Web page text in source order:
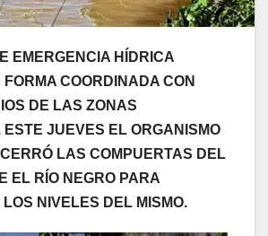
EMERGENCIA HÍDRICA
COORDINADA CON
DE LAS ZONAS
JUEVES EL ORGANISMO
LAS COMPUERTAS DEL
EL RÍO NEGRO PARA
NIVELES DEL MISMO.